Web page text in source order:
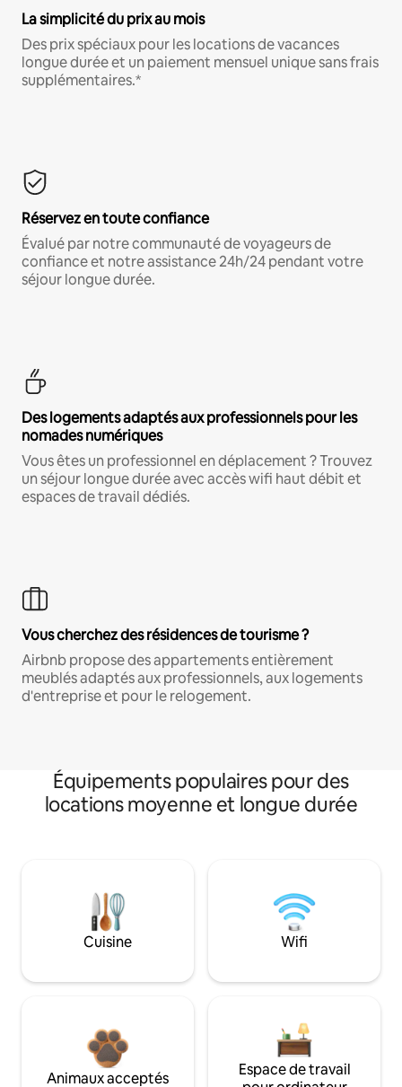
La simplicité du prix au mois
Des prix spéciaux pour les locations de vacances
longue durée et un paiement mensuel unique sans frais
supplémentaires.*
Réservez en toute confiance
Évalué par notre communauté de voyageurs de
confiance et notre assistance 24h/24 pendant votre
séjour longue durée.
Des logements adaptés aux professionnels pour les
nomades numériques
Vous êtes un professionnel en déplacement ? Trouvez
un séjour longue durée avec accès wifi haut débit et
espaces de travail dédiés.
Vous cherchez des résidences de tourisme ?
Airbnb propose des appartements entièrement
meublés adaptés aux professionnels, aux logements
d'entreprise et pour le relogement.
Équipements populaires pour des
locations moyenne et longue durée
Cuisine Wifi
Animaux acceptés
Espace de travail